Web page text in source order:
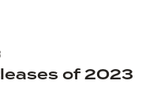
of 2023